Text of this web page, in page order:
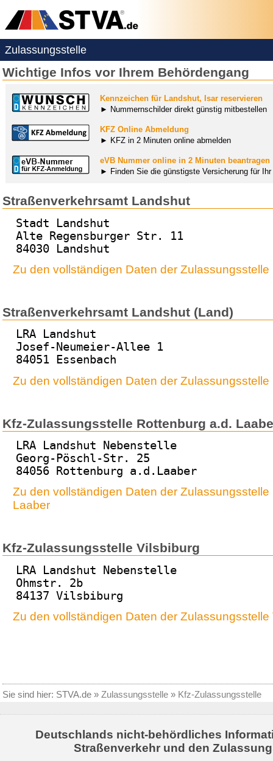
Zulassungsstelle
Wichtige Infos vor Ihrem Behördengang
Kennzeichen für Landshut, Isar reservieren
► Nummernschilder direkt günstig mitbestellen
KFZ Online Abmeldung
► KFZ in 2 Minuten online abmelden
eVB Nummer online in 2 Minuten beantragen
► Finden Sie die günstigste Versicherung für
Straßenverkehrsamt Landshut
Stadt Landshut
Alte Regensburger Str. 11
84030 Landshut
Zu den vollständigen Daten der Zulassungsstelle
Straßenverkehrsamt Landshut (Land)
LRA Landshut
Josef-Neumeier-Allee 1
84051 Essenbach
Zu den vollständigen Daten der
Kfz-Zulassungsstelle Rottenburg a.d.
LRA Landshut Nebenstelle
Georg-Pöschl-Str. 25
84056 Rottenburg a.d.Laaber
Zu den vollständigen Daten der Zulassungsstelle
Laaber
Kfz-Zulassungsstelle Vilsbiburg
LRA Landshut Nebenstelle
Ohmstr. 2b
84137 Vilsbiburg
Zu den vollständigen Daten der Zulassungsstelle
Sie sind hier: STVA.de » Zulassungsstelle » Kfz-Zulassungsstelle
Deutschlands nicht-behördliches
Straßenverkehr und den